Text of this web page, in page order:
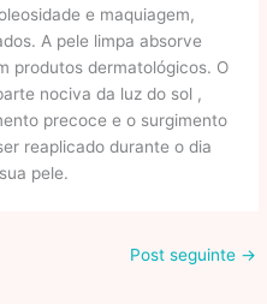
e maquiagem,
A pele limpa absorve
produtos dermatológicos. O
nociva da luz do sol ,
precoce e o surgimento
reaplicado durante o dia
pele.
Post seguinte →